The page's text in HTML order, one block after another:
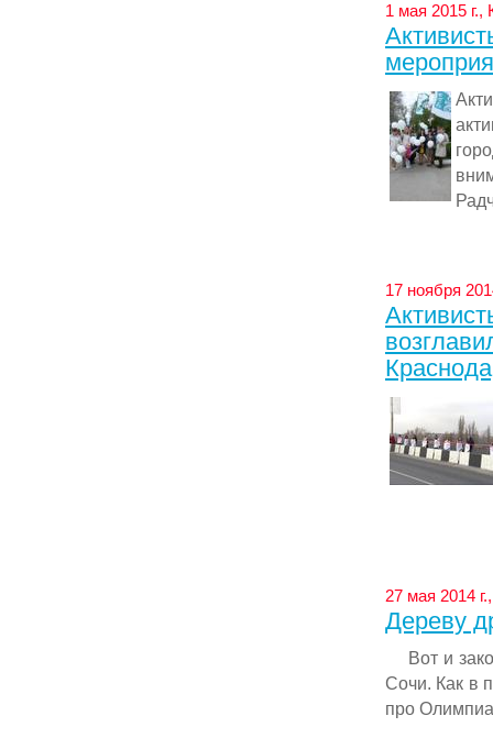
1 мая 2015 г.,
17 ноября
27 мая 2014
Дереву
Вот и
Сочи. Как в
про